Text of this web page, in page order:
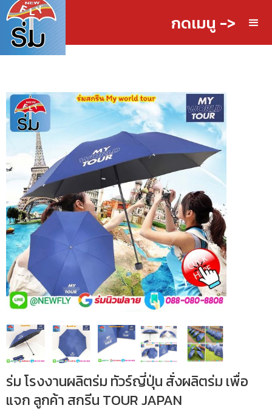
กดเมนู ->
ร่ม โรงงานผลิตร่ม ทัวร์ญี่ปุ่น สั่งผลิตร่ม เพื่อ
แจก ลูกค้า สกรีน TOUR JAPAN